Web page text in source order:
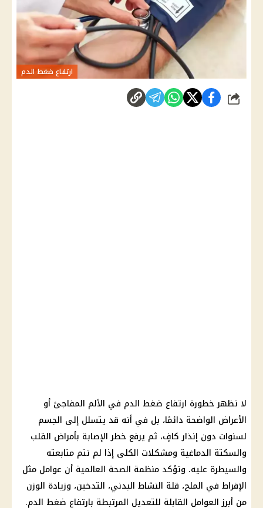
ارتفاع ضغط الدم
شارك
لا تظهر خطورة ارتفاع ضغط الدم في الألم المفاجئ أو
الأعراض الواضحة دائمًا، بل في أنه قد يتسلل إلى الجسم
لسنوات دون إنذار كافٍ، ثم يرفع خطر الإصابة بأمراض القلب
والسكتة الدماغية ومشكلات الكلى إذا لم تتم متابعته
والسيطرة عليه. وتؤكد منظمة الصحة العالمية أن عوامل مثل
الإفراط في الملح، قلة النشاط البدني، التدخين، وزيادة الوزن
من أبرز العوامل القابلة للتعديل المرتبطة بارتفاع ضغط الدم.